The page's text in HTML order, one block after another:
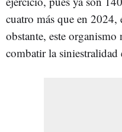
cuatro más que en
obstante, este organismo
combatir la siniestralidad